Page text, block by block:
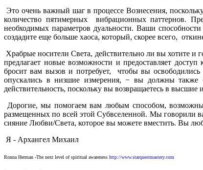
Это очень важный шаг в процессе Вознесения,
количество пятимерных вибрационных паттернов.
необходимых параметров дуальности. Ваши
создадите еще больше хаоса, который, скорее всего,
Храбрые носители Света, действительно ли вы хотите
предлагает новые возможности и предоставляет
бросит вам вызов и потребует, чтобы вы
опускались в низшие измерения, − вы должны
действительность, поскольку вы возвращаетесь в высшие
Дорогие, мы помогаем вам любым способом,
размещенных по всей этой Субвселенной. Мы говорили
сияние Любви/Света, которое вы можете вместить. Вы
Я - Архангел Михаил
Ronna Herman -The next level of spiritual awareness http://www.starquestmastery.com